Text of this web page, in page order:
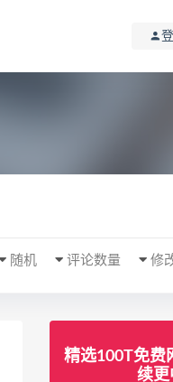
修
评论数量
随机
精选100T免费
续更